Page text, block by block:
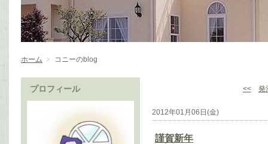
ホーム コニーのblog
プロフィール << 発
2012年01月06日(金)
謹賀新年